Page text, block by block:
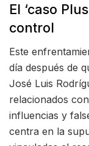
El ‘caso
control
Este
día después de
José Luis
relacionados
influencias y
centra en la